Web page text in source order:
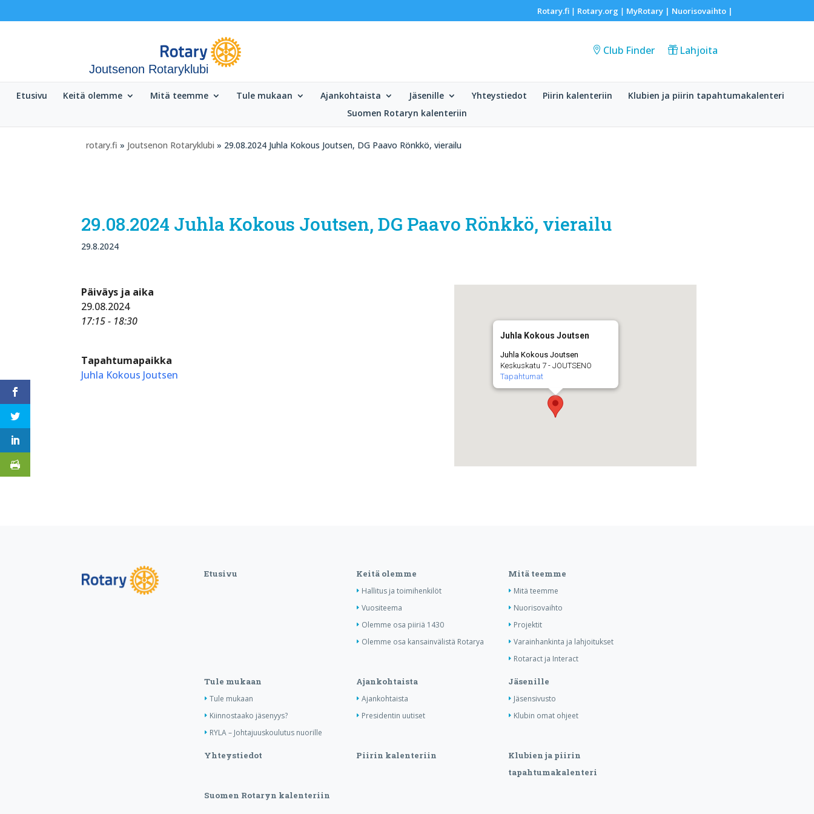
Rotary.fi| Rotary.org | MyRotary | Nuorisovaihto|
Joutsenon Rotaryklubi
Club Finder Lahjoita
Etusivu Keitä olemme Mitä teemme Tule mukaan Ajankohtaista Jäsenille Yhteystiedot Piirin kalenteriin
Klubien ja piirin tapahtumakalenteri
Suomen Rotaryn kalenteriin
rotary.fi » Joutsenon Rotaryklubi » 29.08.2024 Juhla Kokous Joutsen, DG Paavo Rönkkö, vierailu
29.08.2024 Juhla Kokous Joutsen, DG Paavo Rönkkö, vierailu
29.8.2024
Juhla Kokous Joutsen
Juhla Kokous Joutsen
Keskuskatu 7 - JOUTSENO
Tapahtumat
Päiväys ja aika
29.08.2024
17:15 - 18:30
Tapahtumapaikka
Juhla Kokous Joutsen
Etusivu Keitä olemme
Hallitus ja toimihenkilöt
Vuositeema
Olemme osa piiriä 1430
Olemme osa kansainvälistä Rotarya
Mitä teemme
Mitä teemme
Nuorisovaihto
Projektit
Varainhankinta ja lahjoitukset
Rotaract ja Interact
Tule mukaan
Tule mukaan
Kiinnostaako jäsenyys?
RYLA – Johtajuuskoulutus nuorille
Ajankohtaista
Ajankohtaista
Presidentin uutiset
Jäsenille
Jäsensivusto
Klubin omat ohjeet
Yhteystiedot Piirin kalenteriin
Klubien ja piirin
tapahtumakalenteri
Suomen Rotaryn kalenteriin